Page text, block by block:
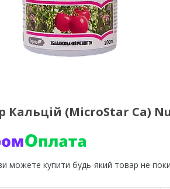
Кальцій (MicroStar Ca)
можете купити будь-який товар не